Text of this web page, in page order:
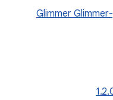
Glimmer